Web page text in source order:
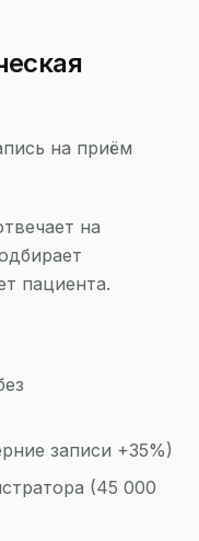
на приём
на
пациента.
записи +35%)
(45 000